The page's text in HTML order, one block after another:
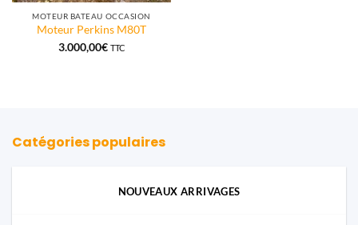
MOTEUR BATEAU OCCASION
Moteur Perkins M80T
3.000,00€ TTC
Catégories populaires
NOUVEAUX ARRIVAGES